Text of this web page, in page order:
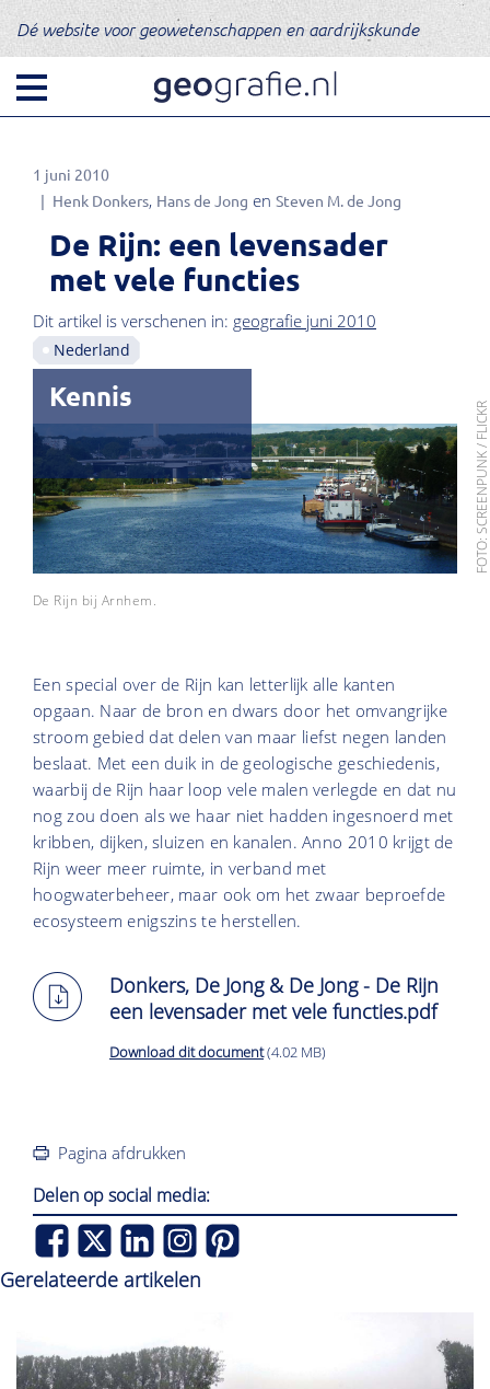
Dé website voor geowetenschappen en aardrijkskunde
1 juni 2010
Henk Donkers Hans de Jong Steven M. de Jong
De Rijn: een levensader
met vele functies
Dit artikel is verschenen in: geografie juni 2010
Nederland
Kennis
FOTO: SCREENPUNK / FLICKR
De Rijn bij Arnhem.
Een special over de Rijn kan letterlijk alle kanten
opgaan. Naar de bron en dwars door het omvangrijke
stroom gebied dat delen van maar liefst negen landen
beslaat. Met een duik in de geologische geschiedenis,
waarbij de Rijn haar loop vele malen verlegde en dat nu
nog zou doen als we haar niet hadden ingesnoerd met
kribben, dijken, sluizen en kanalen. Anno 2010 krijgt de
Rijn weer meer ruimte, in verband met
hoogwaterbeheer, maar ook om het zwaar beproefde
ecosysteem enigszins te herstellen.
Donkers, De Jong & De Jong - De Rijn
een levensader met vele functies.pdf
Download dit document(4.02 MB)
Pagina afdrukken
Delen op social media:
Gerelateerde artikelen